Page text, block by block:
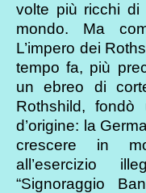
volte più ricchi di
mondo. Ma
L’impero dei
tempo fa, più
un ebreo di
Rothshild,
d’origine: la
crescere in
all’esercizio
“Signoraggio